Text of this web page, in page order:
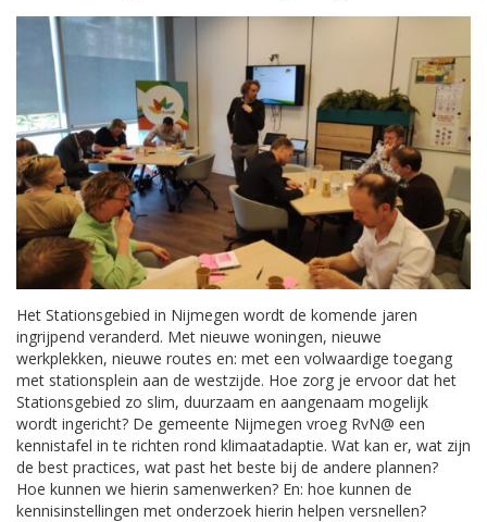
Het Stationsgebied in Nijmegen wordt de komende jaren
ingrijpend veranderd. Met nieuwe woningen, nieuwe
werkplekken, nieuwe routes en: met een volwaardige toegang
met stationsplein aan de westzijde. Hoe zorg je ervoor dat het
Stationsgebied zo slim, duurzaam en aangenaam mogelijk
wordt ingericht? De gemeente Nijmegen vroeg RvN@ een
kennistafel in te richten rond klimaatadaptie. Wat kan er, wat zijn
de best practices, wat past het beste bij de andere plannen?
Hoe kunnen we hierin samenwerken? En: hoe kunnen de
kennisinstellingen met onderzoek hierin helpen versnellen?